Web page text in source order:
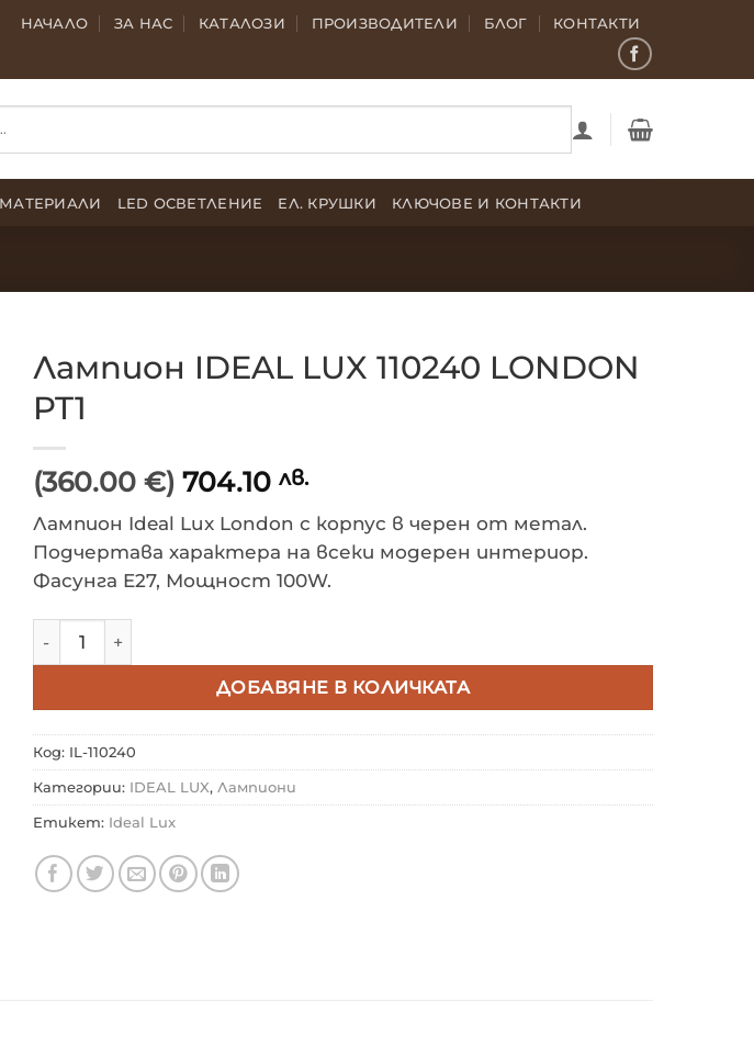
НАЧАЛО ЗА НАС КАТАЛОЗИ ПРОИЗВОДИТЕЛИ БЛОГ КОНТАКТИ
LED ОСВЕТЛЕНИЕ ЕЛ. КРУШКИ КЛЮЧОВЕ И КОНТАКТИ
Лампион IDEAL LUX 110240 LONDON
PT1
(360.00 €) 704.10 лв.
Лампион Ideal Lux London с корпус в черен от метал.
Подчертава характера на всеки модерен интериор.
Фасунга E27, Мощност 100W.
количество за Лампион IDEAL LUX 110240 LONDON PT1
ДОБАВЯНЕ В КОЛИЧКАТА
Код: IL-110240
Категории: IDEAL LUX, Лампиони
Етикет: Ideal Lux